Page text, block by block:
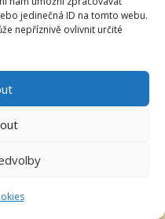
jedinečná ID na tomto webu.
nepříznivě ovlivnit určité